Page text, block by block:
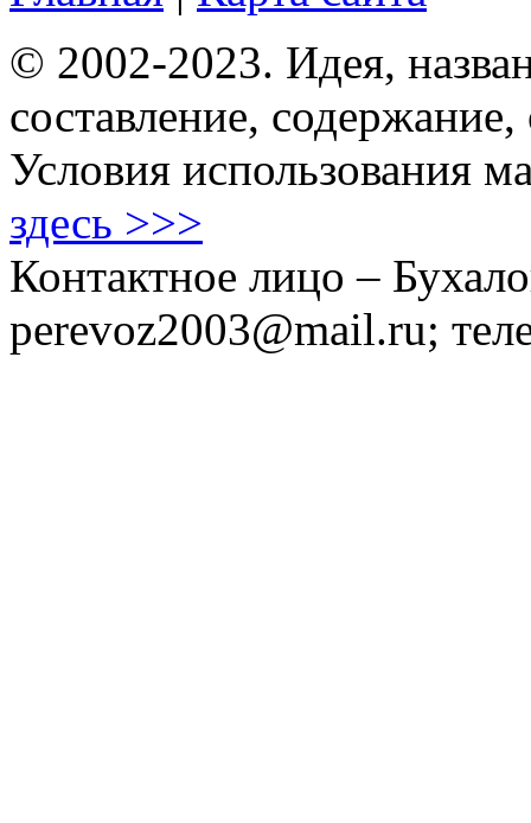
© 2002-2023. Идея,
составление,
Условия использования
здесь >>>
Контактное лицо –
perevoz2003@mail.ru;